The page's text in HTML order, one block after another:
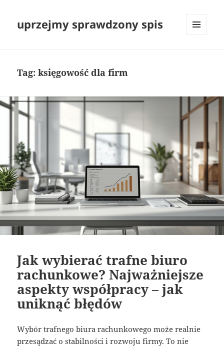
uprzejmy sprawdzony spis
Tag:księgowość dla firm
Jak wybierać trafne biuro
rachunkowe? Najważniejsze
aspekty współpracy – jak
uniknąć błędów
Wybór trafnego biura rachunkowego może realnie
przesądzać o stabilności i rozwoju firmy. To nie